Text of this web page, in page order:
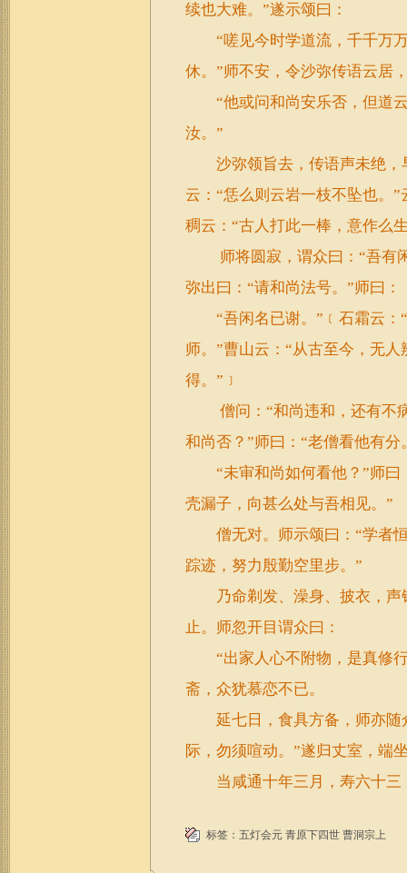
续也大难。”遂示颂曰：
“嗟见今时学道流，千千万万
休。”师不安，令沙弥传语云居
“他或问和尚安乐否，但道云
汝。”
沙弥领旨去，传语声未绝，
云：“恁么则云岩一枝不坠也。
稠云：“古人打此一棒，意作么
师将圆寂，谓众曰：“吾有
弥出曰：“请和尚法号。”师曰：
“吾闲名已谢。”﹝石霜云：“
师。”曹山云：“从古至今，无
得。”﹞
僧问：“和尚违和，还有不
和尚否？”师曰：“老僧看他有分
“未审和尚如何看他？”师曰
壳漏子，向甚么处与吾相见。”
僧无对。师示颂曰：“学者恒
踪迹，努力殷勤空里步。”
乃命剃发、澡身、披衣，声
止。师忽开目谓众曰：
“出家人心不附物，是真修行
斋，众犹慕恋不已。
延七日，食具方备，师亦随
际，勿须喧动。”遂归丈室，端
当咸通十年三月，寿六十三
标签： 五灯会元 青原下四世 曹洞宗上